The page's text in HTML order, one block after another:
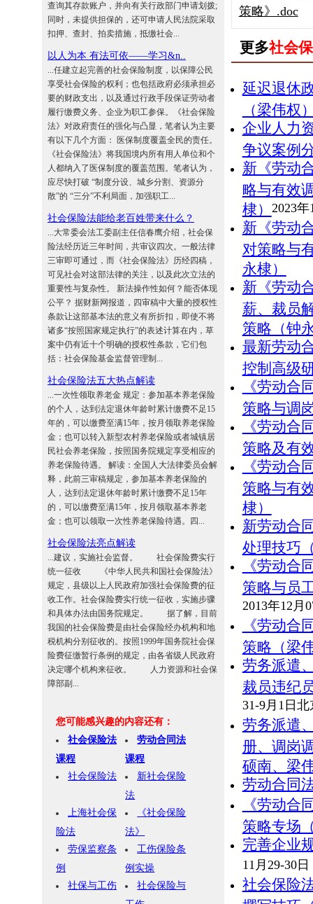
查询其存款账户，并向有关行政部门申请划拨;
同时，未提供担保的，还可申请人民法院采取
扣押、查封、拍卖措施，抵缴社会...
以人为本 有法可依——学习&n..
...任建立起完善的社会保险制度，以保障公民
享受社会保险的权利；也包括政府必须承担必
要的财政支出，以及通过行政手段保证劳动者
履行缴费义务、企业为职工参保。《社会保险
法》对政府责任的强化与凸显，笔者认为主要
有以下几个方面： 医保制度覆盖全民的责任。
《社会保险法》将我国境内所有用人单位和个
人都纳入了医保制度的覆盖范围。笔者认为，
应尽快打破 “制度分设、城乡分割、资源分
散”的 “三分”不利局面，加强职工...
社会保险法能给老百姓带来什么？
...大常委会法工委副主任信春鹰介绍，社会保
险法经历近三年时间，共审议四次。一般法律
三审即可通过，而《社会保险法》历经四稿，
可见社会对这部法律的关注，以及此次立法的
重要性与复杂性。 新法操作性如何？能否体现
公平？ 据财新网报道，四审稿中大量的授权性
条款让这部基本法的意义有所折扣，即使不将
诸多“按照国家规定执行”的表述计算在内，草
案中仍有近十个明确的授权性条款，它们包
括：社会保险基金监督管理制...
社会保险法五大热点解读
...一次性领取养老金 规定：参加基本养老保险
的个人，达到法定退休年龄时累计缴费不足15
年的，可以缴费至满15年，按月领取养老保险
金；也可以转入新型农村养老保险或者城镇居
民社会养老保险，按照国务院规定享受相应的
养老保险待遇。 解读：全国人大法律委员会解
释，此前三审稿规定，参加基本养老保险的
人，达到法定退休年龄时累计缴费不足15年
的，可以缴费至满15年，按月领取基本养老
金；也可以领取一次性养老保险待遇。四...
社会保险法亮点解读
...建议，实施社会监督。 社会保险费实行
统一征收 《中华人民共和国社会保险法》
规定，县级以上人民政府加强社会保险费的征
收工作。社会保险费实行统一征收，实施步骤
和具体办法由国务院规定。 据了解，目前
我国的社会保险费是由社会保险经办机构和地
税机构分别征收的。按照1999年国务院社会保
险费征缴暂行条例的规定，由各省级人民政府
决定哪个机构来征收。 人力资源和社会保
障部副...
您可能感兴趣的内容还有：
社会保险法
课程
劳动合同法
课程
社会保险法 新社会保险
法
上海社会保
险法
《社会保险
法》
劳保监察条
例
工伤保险条
例实操
社保与工伤 社会保险与
策略》.doc
更多社会
延迟退休
（梁伟权
企业人力
争议案例
新《劳动
略与有效
棣） 2023
新《劳动
对策略与
永棣）
新《劳动
薪、裁员
策略（钟
最新劳动
控制高级
《劳动合
策略与调
《劳动合
策略及有
《劳动合
策略与有
棣）
新劳动合
处理技巧
《劳动合
策略与员
2013年12月
《劳动合
策略（梁
劳务派遣
裁员违纪
31-9月1日
劳务派遣
册、调岗
硕南、梁
劳动合同
《劳动合
策略专场
完善企业
11月29-30
社会保险